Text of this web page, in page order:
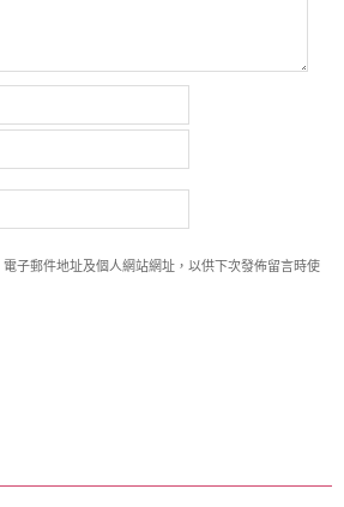
子郵件地址及個人網站網址，以供下次發佈留言時使